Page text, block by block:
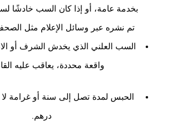
بخدمة عامة، أو إذا كان السب خادشًا
تم نشره عبر وسائل الإعلام مثل
السب العلني الذي يخدش الشرف أو
واقعة محددة، يعاقب عليه
درهم.